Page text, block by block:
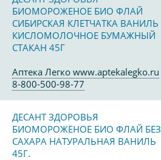
БИОМОРОЖЕНОЕ БИО ФЛАЙ
СИБИРСКАЯ КЛЕТЧАТКА ВАНИЛЬ
КИСЛОМОЛОЧНОЕ БУМАЖНЫЙ
СТАКАН 45Г
Аптека Легко www.aptekalegko.ru
8-800-500-98-77
ДЕСАНТ ЗДОРОВЬЯ
БИОМОРОЖЕНОЕ БИО ФЛАЙ БЕЗ
САХАРА НАТУРАЛЬНАЯ ВАНИЛЬ
45Г.